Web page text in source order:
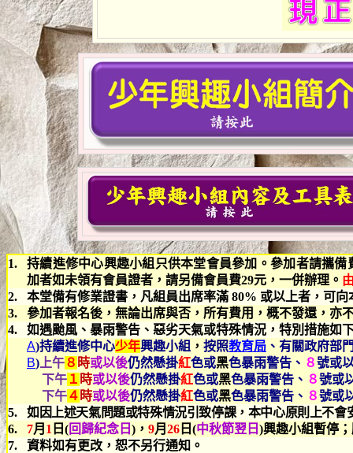
1. 持續進修中心興趣小組只供本堂會員參加。參加者請攜
加者如未領有會員證者，請另備會員費29元，一併辦理。
2.
本堂備有修業證書，凡組員出席率滿 80% 或以上者，可向
3.
參加者報名後，無論出席與否，所有費用，概不發還，亦
4.
如遇颱風、暴雨警告、惡劣天氣或特殊情況，特別措施如
A)持續進修中心少年興趣小組 ， 按照教育局 、有關政府部
B) 上午８ 時或以後仍然懸掛紅色或黑色暴雨警告、 ８號或
下午 １ 時或以後仍然懸掛紅色或黑色暴雨警告、 ８號或
下午４ 時或以後仍然懸掛紅色或黑色暴雨警告、 ８號或
5.
如因上述天氣問題或特殊情況引致停課，本中心原則上不
6.
7月 1 日 (回歸紀念日 ) ， 9月 26 日 (中秋節翌日 )興趣小組暫停
7.
資料如有更改，恕不另行通知。